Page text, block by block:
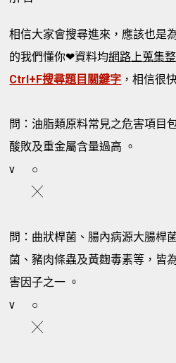
相信大家會搜尋進來，應該也是
的我們懂你❤資料均網路上蒐集
Ctrl+F搜尋題目關鍵字 ，相信很
問：油脂類原料常見之危害項目
酸敗及重金屬含量過高 。
v
○
╳
問：曲狀桿菌、腸內病源大腸桿
菌、豬肉條蟲及黃麴毒素等，皆
害因子之一 。
v
○
╳